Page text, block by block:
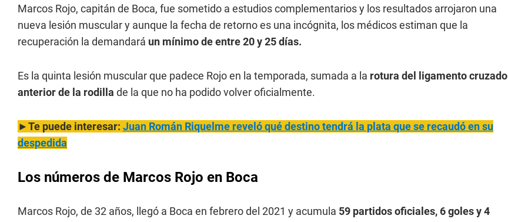
Marcos Rojo, capitán de Boca, fue sometido a estudios complementarios y los resultados arrojaron una
nueva lesión muscular y aunque la fecha de retorno es una incógnita, los médicos estiman que la
recuperación la demandará un mínimo de entre 20 y 25 días.
Es la quinta lesión muscular que padece Rojo en la temporada, sumada a la rotura del ligamento cruzado
anterior de la rodilla de la que no ha podido volver oficialmente.
►Te puede interesar: Juan Román Riquelme reveló qué destino tendrá la plata que se recaudó en su
despedida
Los números de Marcos Rojo en Boca
Marcos Rojo, de 32 años, llegó a Boca en febrero del 2021 y acumula 59 partidos oficiales, 6 goles y 4